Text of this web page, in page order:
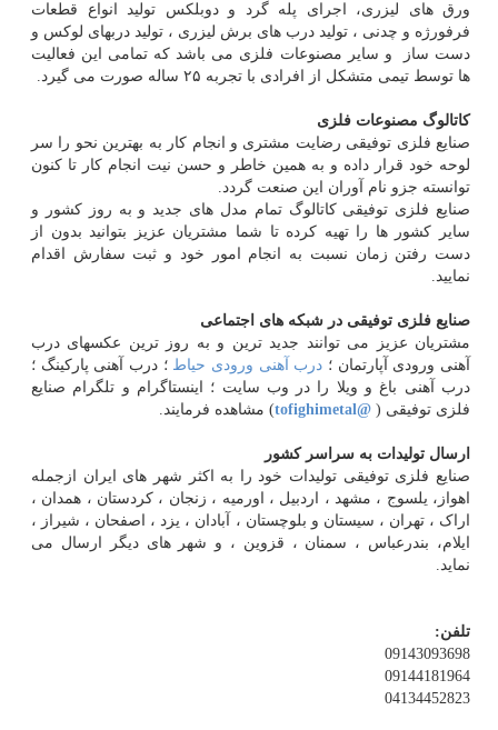
ورق های لیزری، اجرای پله گرد و دوبلکس تولید انواع قطعات
فرفورژه و چدنی ، تولید درب های برش لیزری ، تولید دربهای لوکس و
دست ساز و سایر مصنوعات فلزی می باشد که تمامی این فعالیت
ها توسط تیمی متشکل از افرادی با تجربه ۲۵ ساله صورت می گیرد.
کاتالوگ مصنوعات فلزی
صنایع فلزی توفیقی رضایت مشتری و انجام کار به بهترین نحو را سر
لوحه خود قرار داده و به همین خاطر و حسن نیت انجام کار تا کنون
توانسته جزو نام آوران این صنعت گردد.
صنایع فلزی توفیقی کاتالوگ تمام مدل های جدید و به روز کشور و
سایر کشور ها را تهیه کرده تا شما مشتریان عزیز بتوانید بدون از
دست رفتن زمان نسبت به انجام امور خود و ثبت سفارش اقدام
نمایید.
صنایع فلزی توفیقی در شبکه های اجتماعی
مشتریان عزیز می توانند جدید ترین و به روز ترین عکسهای درب
آهنی ورودی آپارتمان ؛ درب آهنی ورودی حیاط ؛ درب آهنی پارکینگ ؛
درب آهنی باغ و ویلا را در وب سایت ؛ اینستاگرام و تلگرام صنایع
فلزی توفیقی ( @tofighimetal ) مشاهده فرمایند.
ارسال تولیدات به سراسر کشور
صنایع فلزی توفیقی تولیدات خود را به اکثر شهر های ایران ازجمله
اهواز، یلسوج ، مشهد ، اردبیل ، اورمیه ، زنجان ، کردستان ، همدان ،
اراک ، تهران ، سیستان و بلوچستان ، آبادان ، یزد ، اصفحان ، شیراز ،
ایلام، بندرعباس ، سمنان ، قزوین ، و شهر های دیگر ارسال می
نماید.
تلفن:
09143093698
09144181964
04134452823